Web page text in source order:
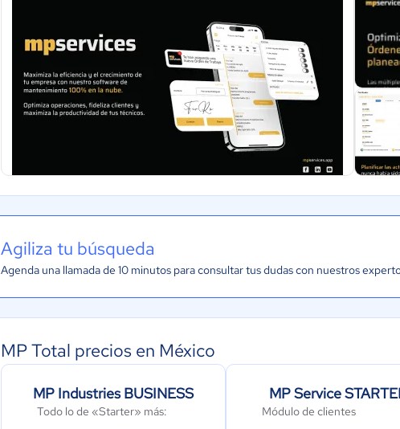
Agiliza tu búsqueda
Agenda una llamada de 10 minutos para consultar tus dudas con nuestros
MP Total precios en México
MP Industries BUSINESS
Todo lo de «Starter» más:
MP Service
Módulo de clientes